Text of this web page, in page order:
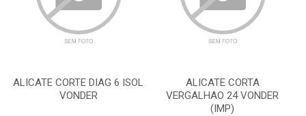
ALICATE CORTE DIAG 6 ISOL
VONDER
ALICATE CORTA
VERGALHAO 24 VONDER
(IMP)